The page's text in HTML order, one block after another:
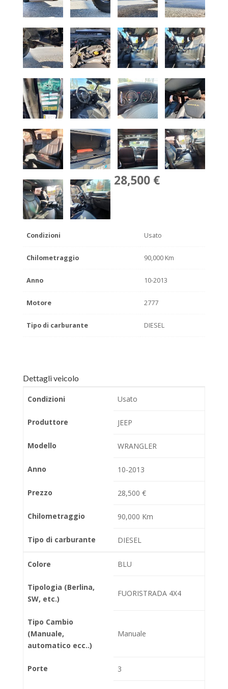
28,500 €
Condizioni Usato
Chilometraggio 90,000 Km
Anno 10-2013
Motore 2777
Tipo di carburante DIESEL
Dettagli veicolo
Condizioni Usato
Produttore JEEP
Modello WRANGLER
Anno 10-2013
Prezzo 28,500 €
Chilometraggio 90,000 Km
Tipo di carburante DIESEL
Colore BLU
Tipologia (Berlina,
SW, etc.)
FUORISTRADA 4X4
Tipo Cambio
(Manuale,
automatico ecc..)
Manuale
Porte 3